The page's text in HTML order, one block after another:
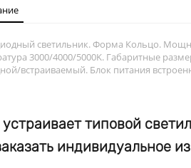
светильник. Форма Кольцо.
3000/4000/5000K. Габаритные
встраиваемый. Блок питания
типовой
индивидуальное